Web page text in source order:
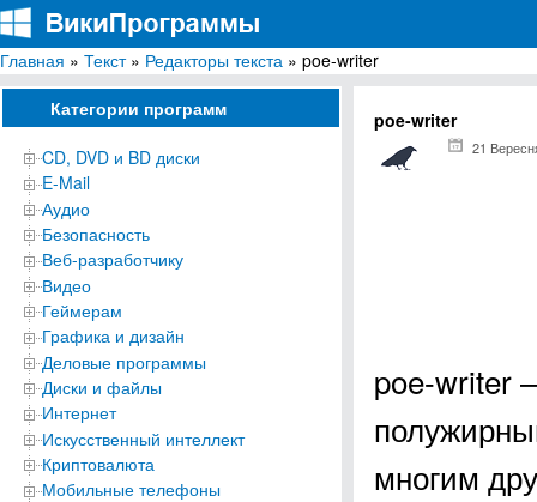
ВикиПрограммы
Энциклопедия бесплатных компьютерных программ для Windows
Главная » Текст» Редакторы текста » poe-writer
Категории программ
CD, DVD и BD диски
E-Mail
Аудио
Безопасность
Веб-разработчику
Видео
Геймерам
Графика и дизайн
Деловые программы
Диски и файлы
Интернет
Искусственный интеллект
Криптовалюта
Мобильные телефоны
poe-writer
21
poe-writer
многим